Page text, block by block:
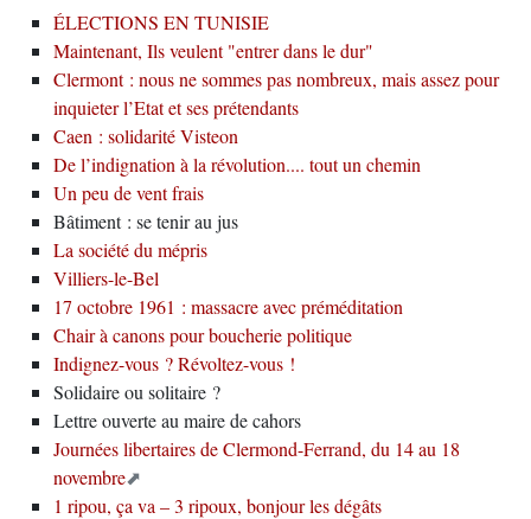
ÉLECTIONS EN TUNISIE
Maintenant, Ils veulent "entrer dans le dur"
Clermont : nous ne sommes pas nombreux, mais assez pour
inquieter l’Etat et ses prétendants
Caen : solidarité Visteon
De l’indignation à la révolution.... tout un chemin
Un peu de vent frais
Bâtiment : se tenir au jus
La société du mépris
Villiers-le-Bel
17 octobre 1961 : massacre avec préméditation
Chair à canons pour boucherie politique
Indignez-vous ? Révoltez-vous !
Solidaire ou solitaire ?
Lettre ouverte au maire de cahors
Journées libertaires de Clermond-Ferrand, du 14 au 18
novembre
1 ripou, ça va – 3 ripoux, bonjour les dégâts